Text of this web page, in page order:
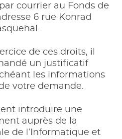
courrier au Fonds de
6 rue Konrad
de ces droits, il
un justificatif
les informations
votre demande.
introduire une
auprès de la
de l’Informatique et